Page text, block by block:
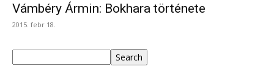
Vámbéry Ármin: Bokhara története
2015. febr 18.
Search